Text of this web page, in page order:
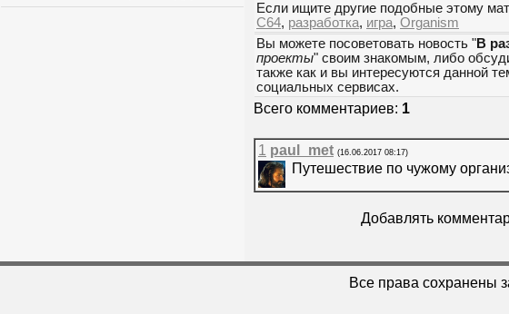
Если ищите другие подобные этому
C64, разработка, игра, Organism
Вы можете посоветовать новость "В
проекты" своим знакомым, либо
также как и вы интересуются данной
социальных сервисах.
Всего комментариев: 1
1 paul_met (16.06.2017 08:17)
Путешествие по чужому
Добавлять
Все права сохранены